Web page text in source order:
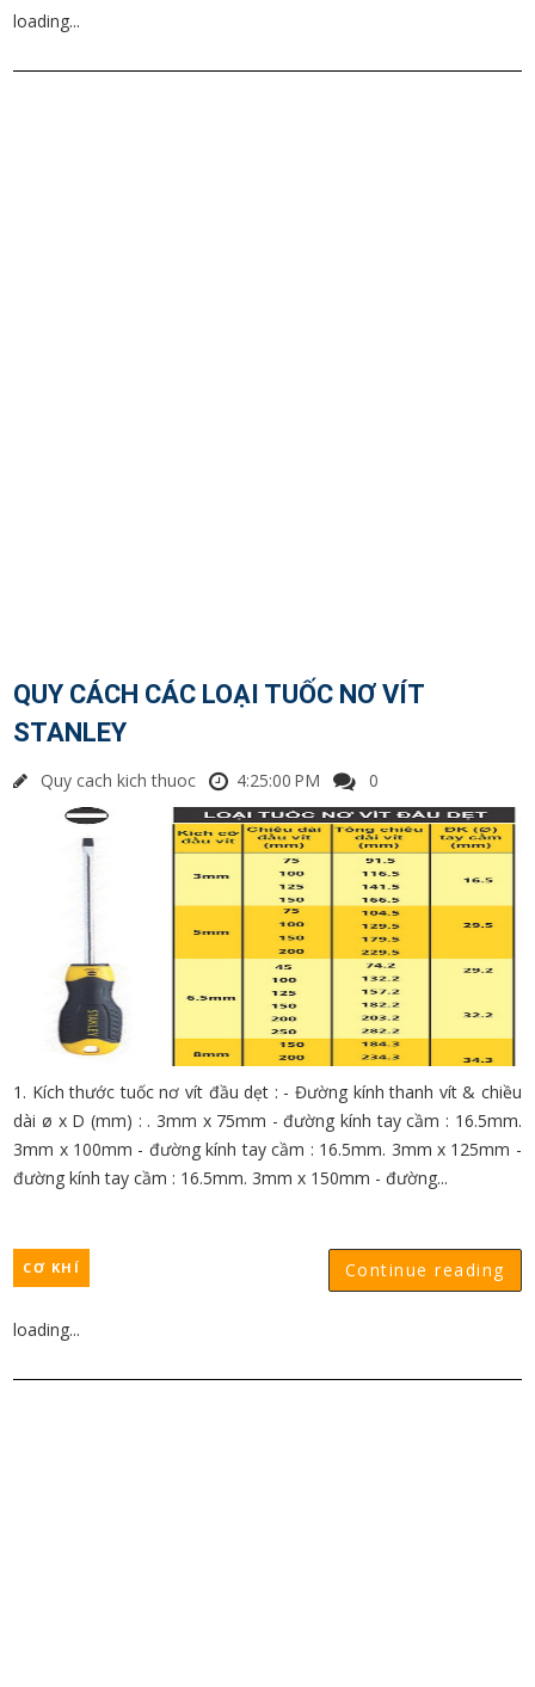
loading...
QUY CÁCH CÁC LOẠI TUỐC NƠ VÍT
STANLEY
Quy cach kich thuoc 4:25:00 PM 0
1. Kích thước tuốc nơ vít đầu dẹt : - Đường kính thanh vít & chiều
dài ø x D (mm) : . 3mm x 75mm - đường kính tay cầm : 16.5mm.
3mm x 100mm - đường kính tay cầm : 16.5mm. 3mm x 125mm -
đường kính tay cầm : 16.5mm. 3mm x 150mm - đường...
Continue reading
CƠ KHÍ
loading...